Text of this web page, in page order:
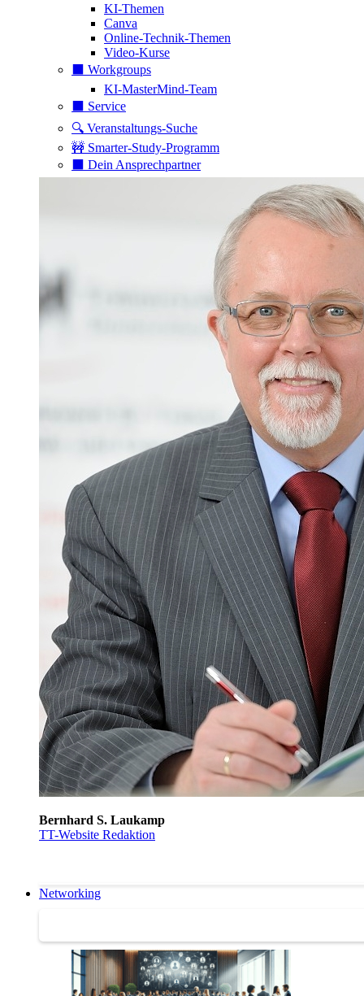
KI-Themen
Canva
Online-Technik-Themen
Video-Kurse
⬛️ Workgroups
KI-MasterMind-Team
⬛️ Service
🔍 Veranstaltungs-Suche
🚧 Smarter-Study-Programm
⬛️ Dein Ansprechpartner
Bernhard S. Laukamp
TT-Website Redaktion
Networking